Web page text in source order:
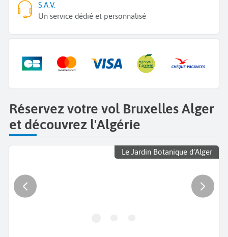
S.A.V.
Un service dédié et personnalisé
Réservez votre vol Bruxelles Alger
et découvrez l'Algérie
Le Jardin Botanique d’Alger